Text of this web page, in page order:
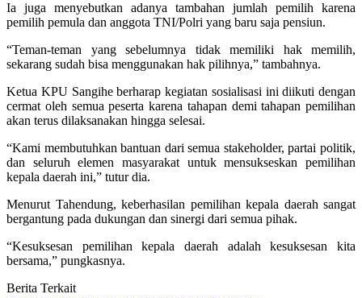
Ia juga menyebutkan adanya tambahan jumlah pemilih karena
pemilih pemula dan anggota TNI/Polri yang baru saja pensiun.
“Teman-teman yang sebelumnya tidak memiliki hak memilih,
sekarang sudah bisa menggunakan hak pilihnya,” tambahnya.
Ketua KPU Sangihe berharap kegiatan sosialisasi ini diikuti dengan
cermat oleh semua peserta karena tahapan demi tahapan pemilihan
akan terus dilaksanakan hingga selesai.
“Kami membutuhkan bantuan dari semua stakeholder, partai politik,
dan seluruh elemen masyarakat untuk mensukseskan pemilihan
kepala daerah ini,” tutur dia.
Menurut Tahendung, keberhasilan pemilihan kepala daerah sangat
bergantung pada dukungan dan sinergi dari semua pihak.
“Kesuksesan pemilihan kepala daerah adalah kesuksesan kita
bersama,” pungkasnya.
Berita Terkait